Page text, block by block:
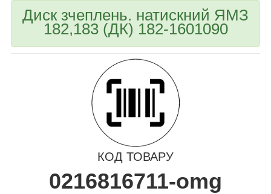
Диск зчеплень. натискний ЯМЗ
182,183 (ДК) 182-1601090
КОД ТОВАРУ
0216816711-omg